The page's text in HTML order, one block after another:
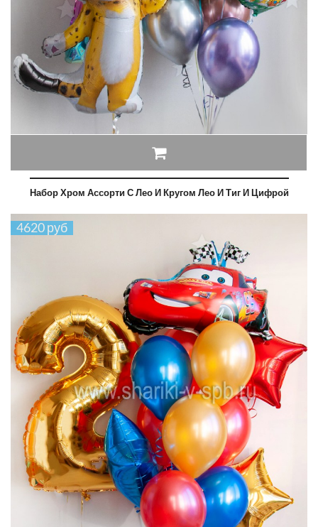
Набор Хром Ассорти С Лео И Кругом Лео И Тиг И Цифрой
4620 руб